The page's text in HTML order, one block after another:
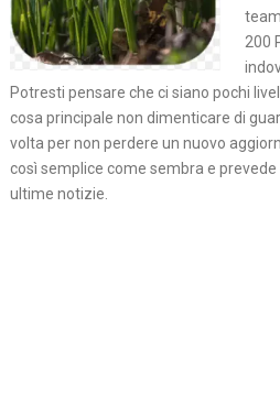
200
Potresti pensare che ci siano pochi
cosa principale non dimenticare di
volta per non perdere un nuovo
così semplice come sembra e
ultime notizie.